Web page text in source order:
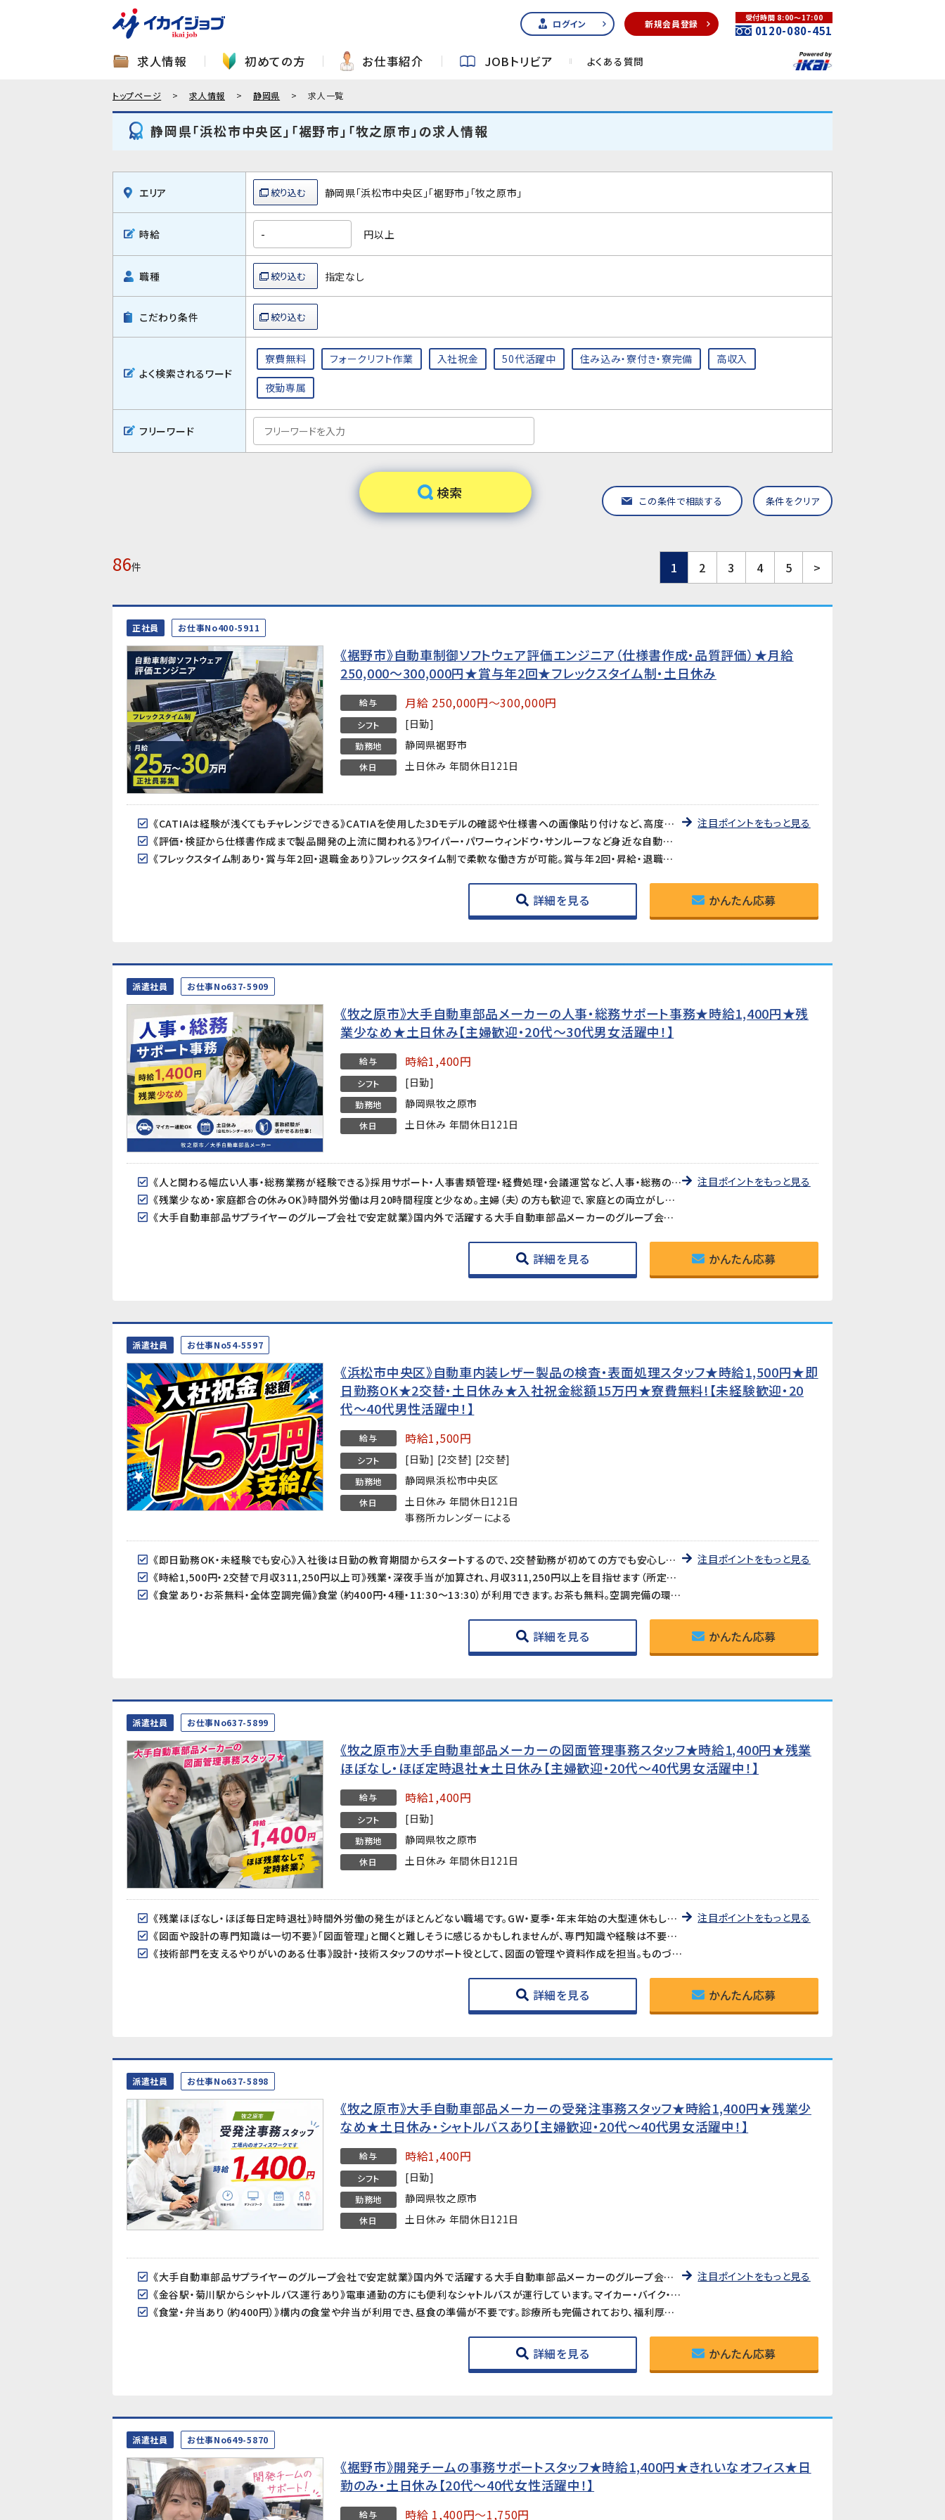
ログイン 新規会員登録
受付時間 8:00～17:00
0120-080-451
求人情報 初めての方 お仕事紹介 JOBトリビア よくある質問
トップページ 求人情報 静岡県 求人一覧
静岡県「浜松市中央区」「裾野市」「牧之原市」の求人情報
エリア 静岡県「浜松市中央区」「裾野市」「牧之原市」
時給 円以上
職種 指定なし
こだわり条件
よく検索されるワード
寮費無料 フォークリフト作業 入社祝金 50代活躍中 住み込み・寮付き・寮完備 高収入
夜勤専属
フリーワード
この条件で相談する 条件をクリア
86件 1 2 3 4 5 >
正社員 お仕事No400-5911
《裾野市》自動車制御ソフトウェア評価エンジニア（仕様書作成・品質評価）★月給
250,000〜300,000円★賞与年2回★フレックスタイム制・土日休み
給与 月給 250,000円～300,000円
シフト [日勤]
勤務地 静岡県裾野市
休日 土日休み 年間休日121日
《CATIAは経験が浅くてもチャレンジできる》CATIAを使用した3Dモデルの確認や仕様書への画像貼り付けなど、高度な設計作業ではありません。基本操作は入社後に丁寧に教えてもらえるので、経験が浅い方でも安心です。
《評価・検証から仕様書作成まで製品開発の上流に関われる》ワイパー・パワーウィンドウ・サンルーフなど身近な自動車部品の評価・検証がメイン業務。品質保証や開発エンジニア、PLへのキャリアアップも目指せるポジションです。
《フレックスタイム制あり・賞与年2回・退職金あり》フレックスタイム制で柔軟な働き方が可能。賞与年2回・昇給・退職金と待遇も充実。正社員として安定したキャリアを築けます。
注目ポイントをもっと見る
詳細を見る かんたん応募
派遣社員 お仕事No637-5909
《牧之原市》大手自動車部品メーカーの人事・総務サポート事務★時給1,400円★残
業少なめ★土日休み【主婦歓迎・20代〜30代男女活躍中！】
給与 時給1,400円
シフト [日勤]
勤務地 静岡県牧之原市
休日 土日休み 年間休日121日
《人と関わる幅広い人事・総務業務が経験できる》採用サポート・人事書類管理・経費処理・会議運営など、人事・総務の仕事を幅広く経験できるポジションです。社会人としてのスキルを活かしながら、さらに成長できる環境です。
《残業少なめ・家庭都合の休みOK》時間外労働は月20時間程度と少なめ。主婦（夫）の方も歓迎で、家庭との両立がしやすい環境です。
《大手自動車部品サプライヤーのグループ会社で安定就業》国内外で活躍する大手自動車部品メーカーのグループ会社でのお仕事です。安定した環境で長期的に働けます。
注目ポイントをもっと見る
詳細を見る かんたん応募
派遣社員 お仕事No54-5597
《浜松市中央区》自動車内装レザー製品の検査・表面処理スタッフ★時給1,500円★即
日勤務OK★2交替・土日休み★入社祝金総額15万円★寮費無料!【未経験歓迎・20
代〜40代男性活躍中！】
給与 時給1,500円
シフト [日勤] [2交替] [2交替]
勤務地 静岡県浜松市中央区
休日
土日休み 年間休日121日
事務所カレンダーによる
《即日勤務OK・未経験でも安心》入社後は日勤の教育期間からスタートするので、2交替勤務が初めての方でも安心してスタートできます。工場未経験の方も大歓迎です。
《時給1,500円・2交替で月収311,250円以上可》残業・深夜手当が加算され、月収311,250円以上を目指せます（所定21.25日・残業25h・深夜25hの場合）。
《食堂あり・お茶無料・全体空調完備》食堂（約400円・4種・11:30〜13:30）が利用できます。お茶も無料。空調完備の環境ですが、作業場によっては暑さを感じる場合があります。
注目ポイントをもっと見る
詳細を見る かんたん応募
派遣社員 お仕事No637-5899
《牧之原市》大手自動車部品メーカーの図面管理事務スタッフ★時給1,400円★残業
ほぼなし・ほぼ定時退社★土日休み【主婦歓迎・20代〜40代男女活躍中！】
給与 時給1,400円
シフト [日勤]
勤務地 静岡県牧之原市
休日 土日休み 年間休日121日
《残業ほぼなし・ほぼ毎日定時退社》時間外労働の発生がほとんどない職場です。GW・夏季・年末年始の大型連休もしっかりあり、プライベートや家庭との両立を重視したい方に最適です。
《図面や設計の専門知識は一切不要》「図面管理」と聞くと難しそうに感じるかもしれませんが、専門知識や経験は不要です。Excelの基本操作とメール対応ができれば、未経験からスタートできます。
《技術部門を支えるやりがいのある仕事》設計・技術スタッフのサポート役として、図面の管理や資料作成を担当。ものづくりの現場を縁の下で支える充実感が得られるポジションです。
注目ポイントをもっと見る
詳細を見る かんたん応募
派遣社員 お仕事No637-5898
《牧之原市》大手自動車部品メーカーの受発注事務スタッフ★時給1,400円★残業少
なめ★土日休み・シャトルバスあり【主婦歓迎・20代〜40代男女活躍中！】
給与 時給1,400円
シフト [日勤]
勤務地 静岡県牧之原市
休日 土日休み 年間休日121日
《大手自動車部品サプライヤーのグループ会社で安定就業》国内外で活躍する大手自動車部品メーカーのグループ会社でのお仕事です。長年の安定した経営基盤のもと、腰を据えて働ける環境です。
《金谷駅・菊川駅からシャトルバス運行あり》電車通勤の方にも便利なシャトルバスが運行しています。マイカー・バイク・自転車通勤も可能で、通勤手段が選べます。
《食堂・弁当あり（約400円）》構内の食堂や弁当が利用でき、昼食の準備が不要です。診療所も完備されており、福利厚生が充実しています。
注目ポイントをもっと見る
詳細を見る かんたん応募
派遣社員 お仕事No649-5870
《裾野市》開発チームの事務サポートスタッフ★時給1,400円★きれいなオフィス★日
勤のみ・土日休み【20代〜40代女性活躍中！】
給与 時給 1,400円～1,750円